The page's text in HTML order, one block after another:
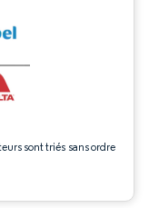
sont triés sans ordre